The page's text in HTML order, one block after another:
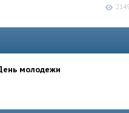
молодежи